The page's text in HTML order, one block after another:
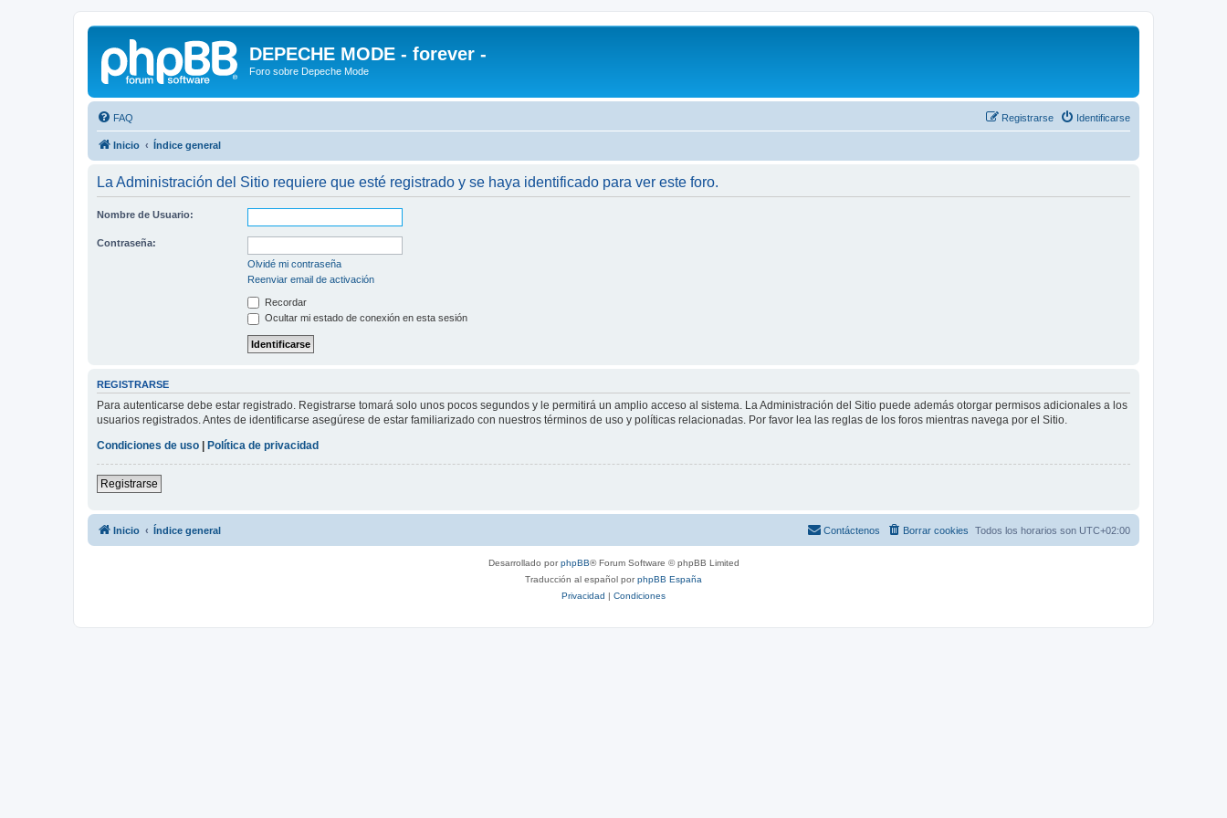
DEPECHE MODE - forever -
Foro sobre Depeche Mode
FAQ Identificarse
Registrarse
Inicio Índice general
La Administración del Sitio requiere que esté registrado y se haya identificado para ver este foro.
Nombre de Usuario:
Contraseña:
Olvidé mi contraseña
Reenviar email de activación
Recordar
Ocultar mi estado de conexión en esta sesión
REGISTRARSE
Para autenticarse debe estar registrado. Registrarse tomará solo unos pocos segundos y le permitirá un amplio acceso al sistema. La Administración del Sitio puede además otorgar permisos adicionales a los
usuarios registrados. Antes de identificarse asegúrese de estar familiarizado con nuestros términos de uso y políticas relacionadas. Por favor lea las reglas de los foros mientras navega por el Sitio.
Condiciones de uso
Política de privacidad
Registrarse
Inicio Índice general Todos los horarios son UTC+02:00
Borrar cookies
Contáctenos
Desarrollado porphpBB® Forum Software © phpBB Limited
Traducción al español porphpBB España
Privacidad | Condiciones